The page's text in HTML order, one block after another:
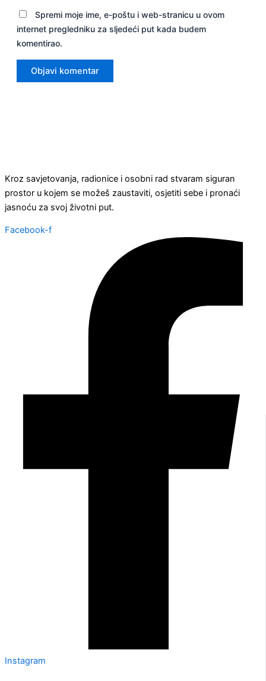
Spremi moje ime, e-poštu i web-stranicu u ovom
internet pregledniku za sljedeći put kada budem
komentirao.
Kroz savjetovanja, radionice i osobni rad stvaram siguran
prostor u kojem se možeš zaustaviti, osjetiti sebe i pronaći
jasnoću za svoj životni put.
Facebook-f
Instagram